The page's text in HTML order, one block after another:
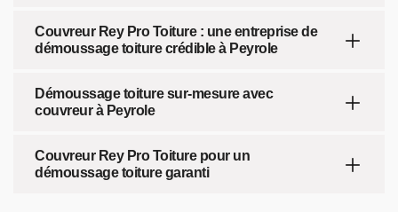
Couvreur Rey Pro Toiture : une entreprise de
démoussage toiture crédible à Peyrole
Démoussage toiture sur-mesure avec
couvreur à Peyrole
Couvreur Rey Pro Toiture pour un
démoussage toiture garanti